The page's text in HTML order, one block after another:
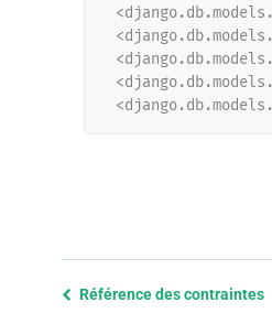
Previous
Référence des contraintes